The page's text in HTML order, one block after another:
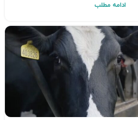
ادامه مطلب